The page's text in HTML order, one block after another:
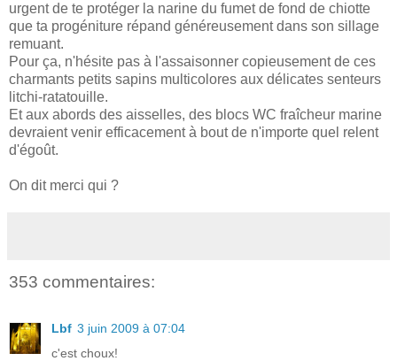
urgent de te protéger la narine du fumet de fond de chiotte
que ta progéniture répand généreusement dans son sillage
remuant.
Pour ça, n'hésite pas à l'assaisonner copieusement de ces
charmants petits sapins multicolores aux délicates senteurs
litchi-ratatouille.
Et aux abords des aisselles, des blocs WC fraîcheur marine
devraient venir efficacement à bout de n'importe quel relent
d'égoût.
On dit merci qui ?
353 commentaires:
Lbf 3 juin 2009 à 07:04
c'est choux!